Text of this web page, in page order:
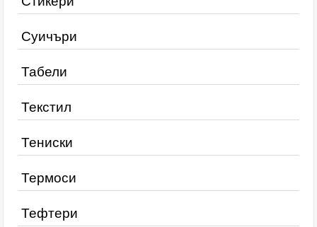
Суичъри
Табели
Текстил
Тениски
Термоси
Тефтери